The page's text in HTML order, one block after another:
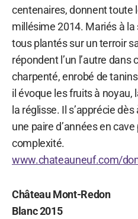
centenaires, donnent toute
millésime 2014. Mariés à
tous plantés sur un terroir
répondent l’un l’autre dans
charpenté, enrobé de
il évoque les fruits à noyau,
la réglisse. Il s’apprécie
une paire d’années en
complexité.
www.chateauneuf.com/
Château Mont-Redon
Blanc 2015